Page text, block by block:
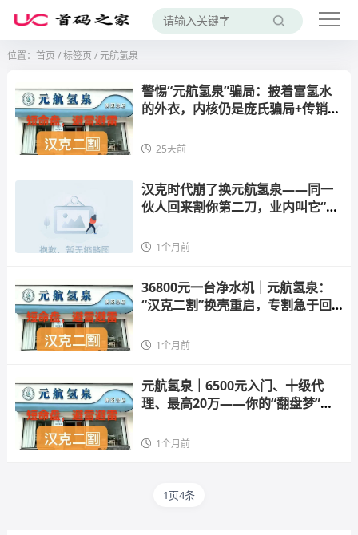
位置： 首页 /标签页 / 元航氢泉
警惕“元航氢泉”骗局：披着富氢水
的外衣，内核仍是庞氏骗局+传销架
25天前
汉克时代崩了换元航氢泉——同一
伙人回来割你第二刀，业内叫它“汉
1个月前
36800元一台净水机｜元航氢泉：
“汉克二割”换壳重启，专割急于回
1个月前
元航氢泉｜6500元入门、十级代
理、最高20万——你的“翻盘梦”，
1个月前
1页4条